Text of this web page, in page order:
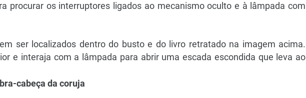
procurar os interruptores ligados ao mecanismo oculto e à lâmpada com
ser localizados dentro do busto e do livro retratado na imagem acima.
e interaja com a lâmpada para abrir uma escada escondida que leva ao
cabeça da coruja